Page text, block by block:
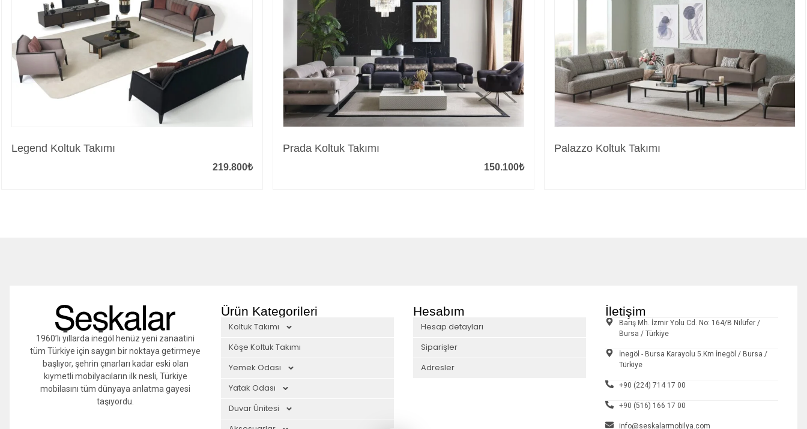
Legend Koltuk Takımı
219.800₺
Prada Koltuk Takımı
150.100₺
Palazzo Koltuk Takımı
1960’lı yıllarda inegöl henüz yeni zanaatini
tüm Türkiye için saygın bir noktaya getirmeye
başlıyor, şehrin çınarları kadar eski olan
kıymetli mobilyacıların ilk nesli, Türkiye
mobilasını tüm dünyaya anlatma gayesi
taşıyordu.
Ürün Kategorileri
Koltuk Takımı
Köşe Koltuk Takımı
Yemek Odası
Yatak Odası
Duvar Ünitesi
Hesabım
Hesap detayları
Siparişler
Adresler
İletişim
Barış Mh. İzmir Yolu Cd. No: 164/B Nilüfer /
Bursa / Türkiye
İnegöl - Bursa Karayolu 5.Km İnegöl / Bursa /
Türkiye
+90 (224) 714 17 00
+90 (516) 166 17 00
info@seskalarmobilya.com